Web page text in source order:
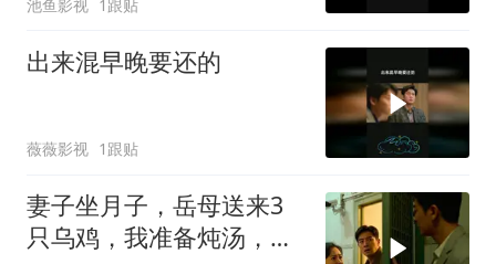
池鱼影视 1跟贴
出来混早晚要还的
薇薇影视 1跟贴
妻子坐月子，岳母送来3
只乌鸡，我准备炖汤，妻